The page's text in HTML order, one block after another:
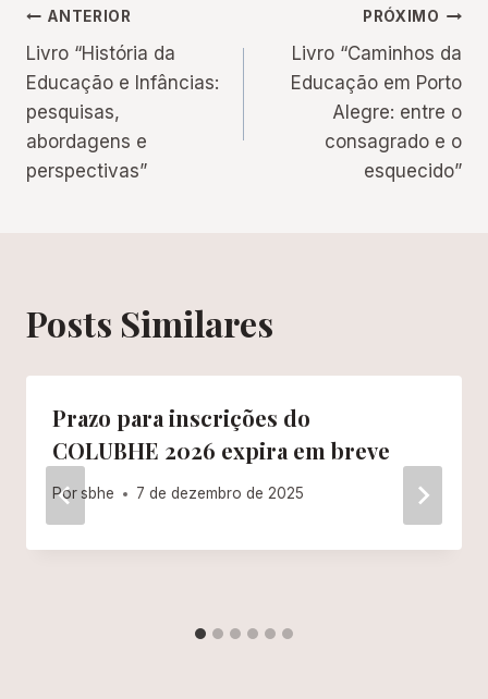
Navegação
de
Post
ANTERIOR
Livro “História da
Educação e Infâncias:
pesquisas,
abordagens e
perspectivas”
PRÓXIMO
Livro “Caminhos da
Educação em Porto
Alegre: entre o
consagrado e o
esquecido”
Posts Similares
Prazo para inscrições do
COLUBHE 2026 expira em breve
Porsbhe 7 de dezembro de 2025